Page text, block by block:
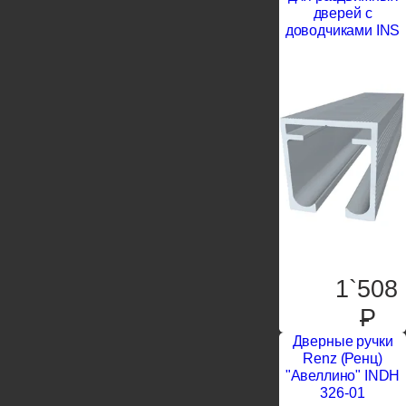
дверей с
доводчиками INS
1`508
P
Дверные ручки
Renz (Ренц)
"Авеллино" INDH
326-01